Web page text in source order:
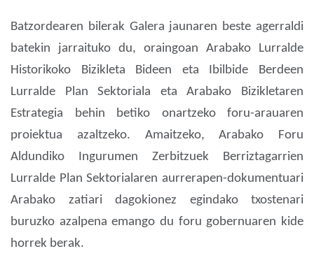
Batzordearen bilerak Galera jaunaren beste agerraldi
batekin jarraituko du, oraingoan Arabako Lurralde
Historikoko Bizikleta Bideen eta Ibilbide Berdeen
Lurralde Plan Sektoriala eta Arabako Bizikletaren
Estrategia behin betiko onartzeko foru-arauaren
proiektua azaltzeko. Amaitzeko, Arabako Foru
Aldundiko Ingurumen Zerbitzuek Berriztagarrien
Lurralde Plan Sektorialaren aurrerapen-dokumentuari
Arabako zatiari dagokionez egindako txostenari
buruzko azalpena emango du foru gobernuaren kide
horrek berak.